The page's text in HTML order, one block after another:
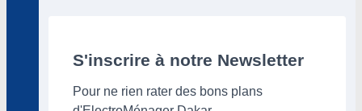
S'inscrire à notre Newsletter
Pour ne rien rater des bons plans